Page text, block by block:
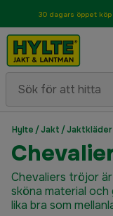
30 dagars öppet köp
Hylte /Jakt /Jaktkläder
Chevaliers tröjor
sköna material
lika bra som